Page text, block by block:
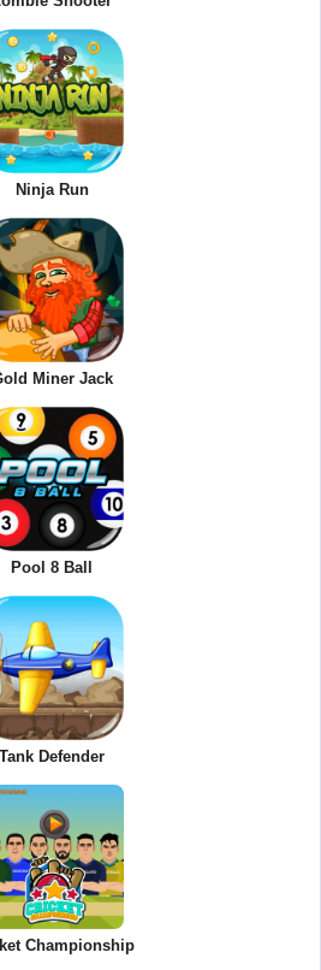
Ninja Run
Miner Jack
Pool 8 Ball
Tank Defender
Championship